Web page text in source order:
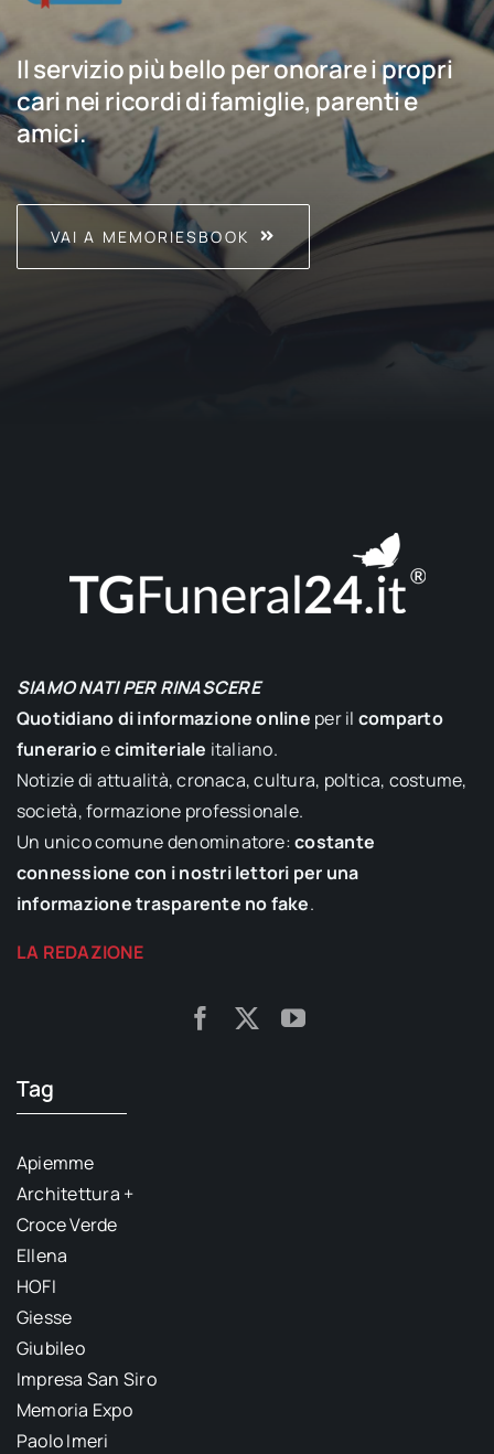
Il servizio più bello per onorare i propri
cari nei ricordi di famiglie, parenti e
amici.
VAI A MEMORIESBOOK
SIAMO NATI PER RINASCERE
Quotidiano di informazione online per il comparto
funerarioecimiteriale italiano.
Notizie di attualità, cronaca, cultura, poltica, costume,
società, formazione professionale.
Un unico comune denominatore:costante
connessione con i nostri lettori per una
informazione trasparente no fake.
LA REDAZIONE
Tag
Apiemme
Architettura +
Croce Verde
Ellena
HOFI
Giesse
Giubileo
Impresa San Siro
Memoria Expo
Paolo Imeri